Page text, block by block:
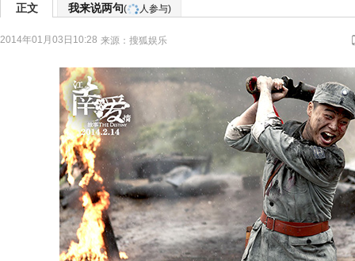
正文 我来说两句( 人参与)
2014年01月03日10:28 来源： 搜狐娱乐